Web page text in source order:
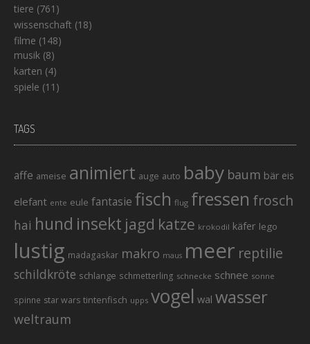
tiere (761)
wissenschaft (18)
filme (148)
musik (8)
karten (4)
spiele (11)
TAGS
affe ameise animiert auge auto baby baum bär eis
elefant ente eule fantasie fisch flug fressen frosch
hai hund insekt jagd katze krokodil käfer lego
lustig madagaskar makro maus meer reptilie
schildkröte schlange schmetterling schnecke schnee sonne
spinne star wars tintenfisch upps vogel wal wasser
weltraum